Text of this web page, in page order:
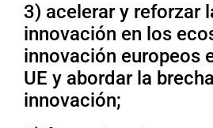
3) acelerar y reforzar
innovación en los
innovación europeos
UE y abordar la
innovación;